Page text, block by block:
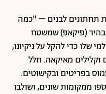
תחתונים לבנים – "כמה
בהיר (פיקאפ) שמשטח
שלו כדי להקל על ניקיונו,
וקלילים מאיקאה. חלל
בפריטים ובקישוטים.
ממקומות שונים, ושולבו